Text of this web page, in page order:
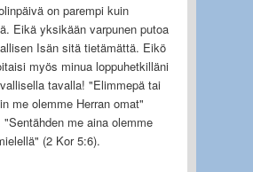
on parempi kuin
Eikä yksikään varpunen putoa
Isän sitä tietämättä. Eikö
myös minua loppuhetkilläni
tavalla! "Elimmepä tai
me olemme Herran omat"
"Sentähden me aina olemme
(2 Kor 5:6).